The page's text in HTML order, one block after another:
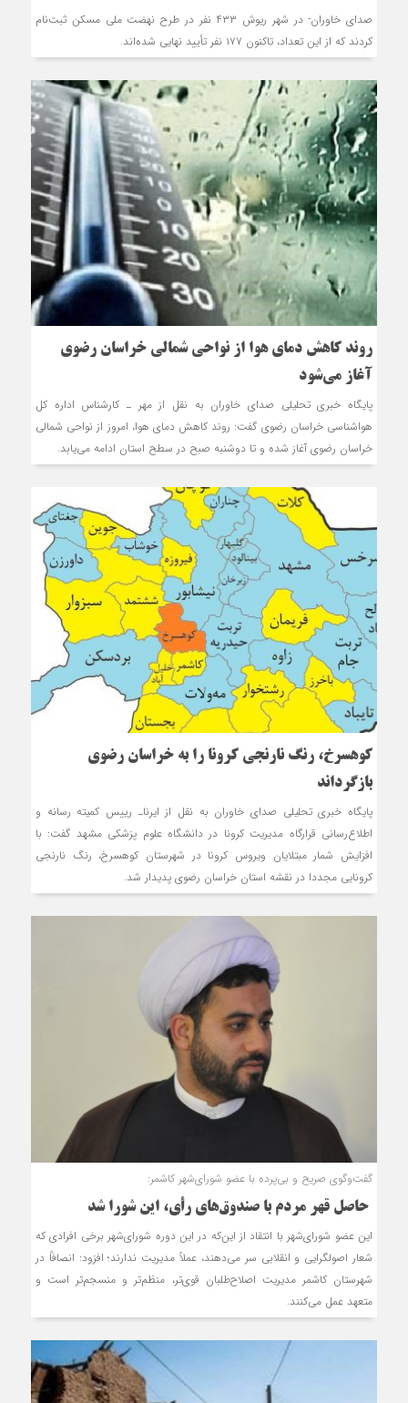
صدای خاوران- در شهر ریوش ۴۳۳ نفر در طرح نهضت ملی مسکن ثبت‌نام
کردند که از این تعداد، تاکنون ۱۷۷ نفر تأیید نهایی شده‌اند.
روند کاهش دمای هوا از نواحی شمالی خراسان رضوی
آغاز می‌شود
پایگاه خبری تحلیلی صدای خاوران به نقل از مهر ـ کارشناس اداره کل
هواشناسی خراسان رضوی گفت: روند کاهش دمای هوا، امروز از نواحی شمالی
خراسان رضوی آغاز شده و تا دوشنبه صبح در سطح استان ادامه می‌یابد.
کوهسرخ، رنگ نارنجی کرونا را به خراسان رضوی
بازگرداند
پایگاه خبری تحلیلی صدای خاوران به نقل از ایرناـ رییس کمیته رسانه و
اطلاع‌رسانی قرارگاه مدیریت کرونا در دانشگاه علوم پزشکی مشهد گفت: با
افزایش شمار مبتلایان ویروس کرونا در شهرستان کوهسرخ، رنگ نارنجی
کرونایی مجددا در نقشه استان خراسان رضوی پدیدار شد.
گفت‌وگوی صریح و بی‌پرده با عضو شورای‌شهر کاشمر:
حاصل قهر مردم با صندوق‌های رأی، این شورا ‌شد
این عضو شورای‌شهر با انتقاد از این‌که در این دوره شورای‌شهر برخی افرادی که
شعار اصولگرایی و انقلابی سر می‌دهند، عملاً مدیریت ندارند؛ افزود: انصافاً در
شهرستان کاشمر مدیریت‌ اصلاح‌طلبان قوی‌تر، منظم‌تر و منسجم‌تر است و
متعهد عمل می‌کنند.